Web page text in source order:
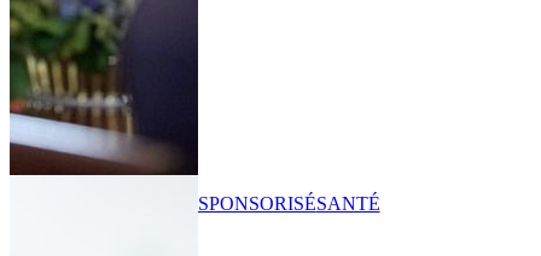
SPONSORISÉSANTÉ